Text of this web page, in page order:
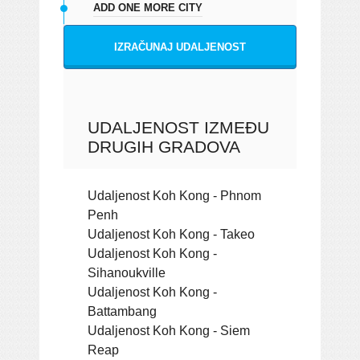
ADD ONE MORE CITY
IZRAČUNAJ UDALJENOST
UDALJENOST IZMEĐU
DRUGIH GRADOVA
Udaljenost Koh Kong - Phnom
Penh
Udaljenost Koh Kong - Takeo
Udaljenost Koh Kong -
Sihanoukville
Udaljenost Koh Kong -
Battambang
Udaljenost Koh Kong - Siem
Reap